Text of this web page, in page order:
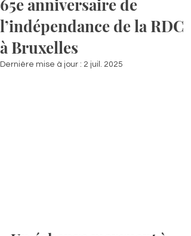
65e anniversaire de
l’indépendance de la RDC
à Bruxelles
Dernière mise à jour : 2 juil. 2025